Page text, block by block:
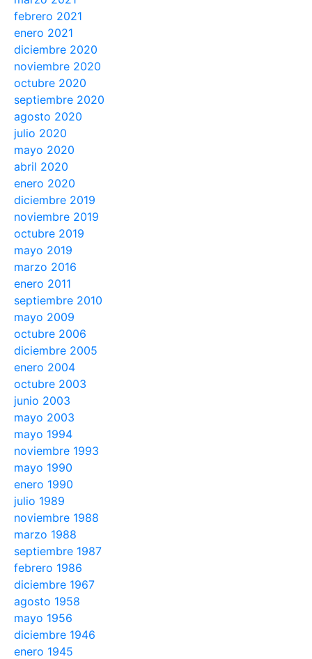
febrero 2021
enero 2021
diciembre 2020
noviembre 2020
octubre 2020
septiembre 2020
agosto 2020
julio 2020
mayo 2020
abril 2020
enero 2020
diciembre 2019
noviembre 2019
octubre 2019
mayo 2019
marzo 2016
enero 2011
septiembre 2010
mayo 2009
octubre 2006
diciembre 2005
enero 2004
octubre 2003
junio 2003
mayo 2003
mayo 1994
noviembre 1993
mayo 1990
enero 1990
julio 1989
noviembre 1988
marzo 1988
septiembre 1987
febrero 1986
diciembre 1967
agosto 1958
mayo 1956
diciembre 1946
enero 1945